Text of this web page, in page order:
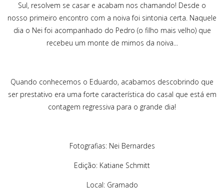
Sul, resolvem se casar e acabam nos chamando! Desde o
nosso primeiro encontro com a noiva foi sintonia certa. Naquele
dia o Nei foi acompanhado do Pedro (o filho mais velho) que
recebeu um monte de mimos da noiva...
Quando conhecemos o Eduardo, acabamos descobrindo que
ser prestativo era uma forte característica do casal que está em
contagem regressiva para o grande dia!
Fotografias: Nei Bernardes
Edição: Katiane Schmitt
Local: Gramado